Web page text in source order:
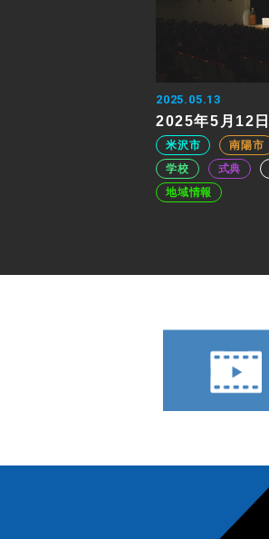
2025.05.13
2025年5月12
米沢市 南陽市
学校
式典
地域情報